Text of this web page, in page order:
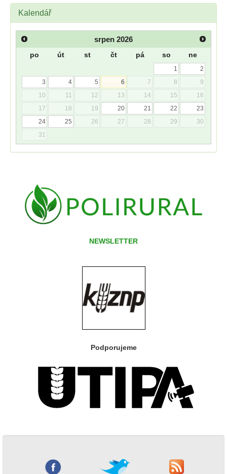
Kalendář
srpen 2026
po út st čt pá so ne
1
2
3
4 5 6 7 8
9
10
11 12 13 14 15
16
17
18 19 20 21 22
23
24
25 26 27 28 29
30
31
NEWSLETTER
Podporujeme